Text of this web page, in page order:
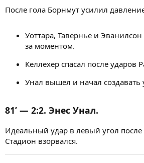
После гола Борнмут усилил
Уоттара, Тавернье и
за моментом.
Келлехер спасал после ударов
Унал вышел и начал создавать
81’ — 2:2. Энес Унал.
Идеальный удар в левый угол после
Стадион взорвался.